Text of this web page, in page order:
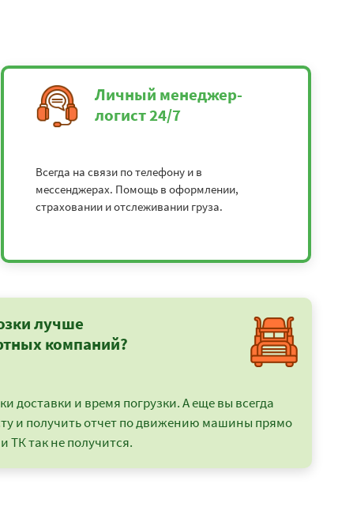
Личный менеджер-
логист 24/7
Всегда на связи по телефону и в
мессенджерах. Помощь в оформлении,
страховании и отслеживании груза.
лучше
компаний?
доставки и время погрузки. А еще вы всегда
и получить отчет по движению машины прямо
ТК так не получится.